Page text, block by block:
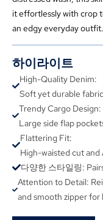
it effortlessly with crop
an edgy everyday outfit.
하이라이트
High-Quality Denim:
Soft yet durable
Trendy Cargo Design:
Large side flap
Flattering Fit:
High-waisted cut and
다양한 스타일링:
Attention to Detail:
and smooth zipper